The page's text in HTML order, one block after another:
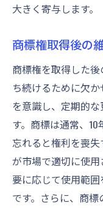
大きく寄与します。
商標権取得後の
商標権を取得した
ち続けるために欠
を意識し、定期的
す。商標は通常、
忘れると権利を喪
が市場で適切に使
要に応じて使用範
です。さらに、商